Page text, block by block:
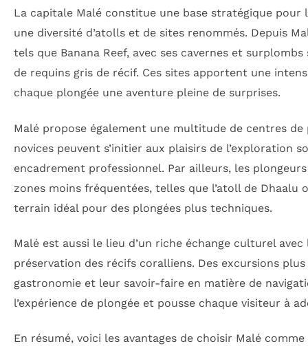
La capitale Malé constitue une base stratégique
une diversité d’atolls et de sites renommés. Depuis
tels que Banana Reef, avec ses cavernes et
de requins gris de récif. Ces sites apportent une
chaque plongée une aventure pleine de surprises.
Malé propose également une multitude de centres
novices peuvent s’initier aux plaisirs de l’exploration
encadrement professionnel. Par ailleurs, les
zones moins fréquentées, telles que l’atoll de
terrain idéal pour des plongées plus techniques.
Malé est aussi le lieu d’un riche échange culturel
préservation des récifs coralliens. Des excursions
gastronomie et leur savoir-faire en matière de
l’expérience de plongée et pousse chaque visiteur à
En résumé, voici les avantages de choisir Malé